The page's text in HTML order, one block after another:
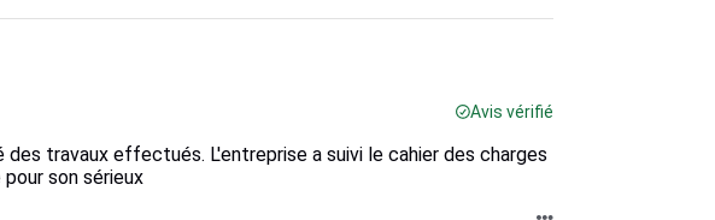
Avis vérifié
travaux effectués. L'entreprise a suivi le cahier des charges
son sérieux